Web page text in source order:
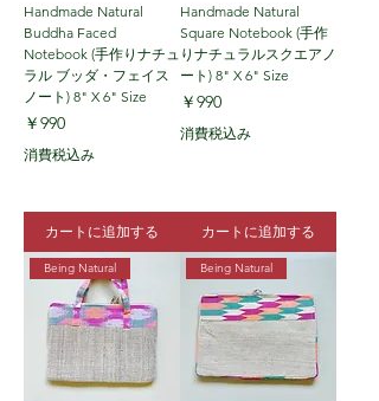
Handmade Natural
Buddha Faced
Notebook (手作りナチュ
ラル ブッダ・フェイス
ノート) 8" X 6" Size
価格
￥990
消費税込み
カートに追加する
Handmade Natural
Square Notebook (手作
りナチュラルスクエアノ
ート) 8" X 6" Size
価格
￥990
消費税込み
カートに追加する
Being Natural Being Natural